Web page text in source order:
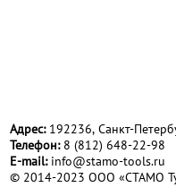
Адрес:192236, Санкт-
Телефон:8 (812) 648-22-98
Е-mail: info@stamo-tools.ru
© 2014-2023 ООО «СТАМО